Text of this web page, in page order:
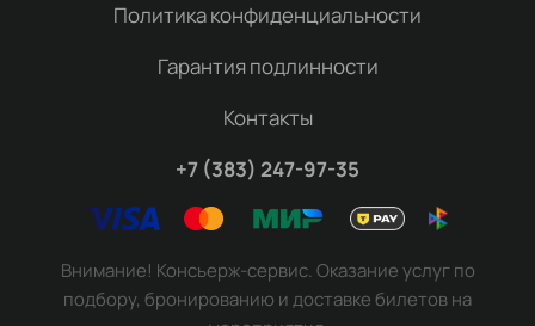
Политика конфиденциальности
Гарантия подлинности
Контакты
+7 (383) 247-97-35
Внимание! Консьерж-сервис. Оказание услуг по
подбору, бронированию и доставке билетов на